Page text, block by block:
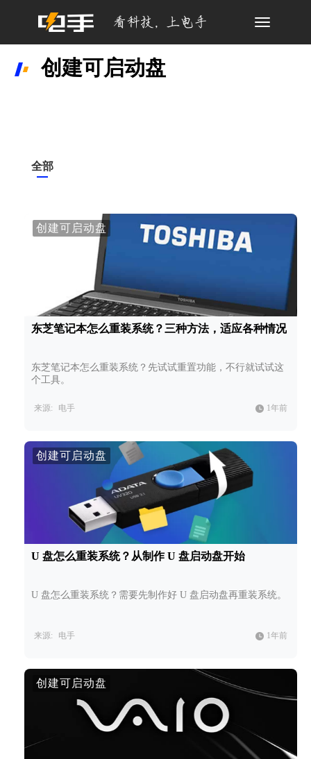
Toggle
创建可启动盘
全部
创建可启动盘
东芝笔记本怎么重装系统？三种方法，适应各种情况
东芝笔记本怎么重装系统？先试试重置功能，不行就试试这
个工具。
来源: 电手 1年前
创建可启动盘
U 盘怎么重装系统？从制作 U 盘启动盘开始
U 盘怎么重装系统？需要先制作好 U 盘启动盘再重装系统。
来源: 电手 1年前
创建可启动盘